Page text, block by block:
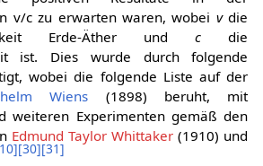
v/czu erwarten waren, wobei vdie
Erde-Äther undc die
ist. Dies wurde durch folgende
wobei die folgende Liste auf der
Wiens (1898) beruht, mit
weiteren Experimenten gemäß den
Edmund Taylor Whittaker (1910) und
][30][31]